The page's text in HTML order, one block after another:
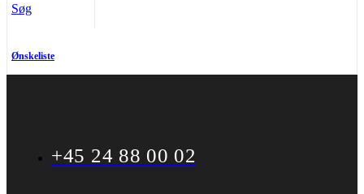
Søg
Ønskeliste
+45 24 88 00 02